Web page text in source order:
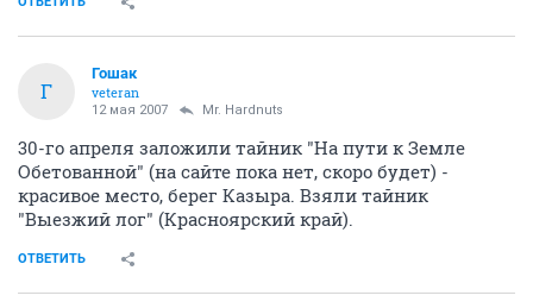
Г
Гошак
veteran
12 мая 2007 Mr. Hardnuts
30-го апреля заложили тайник "На пути к Земле
Обетованной" (на сайте пока нет, скоро будет) -
красивое место, берег Казыра. Взяли тайник
"Выезжий лог" (Красноярский край).
ОТВЕТИТЬ